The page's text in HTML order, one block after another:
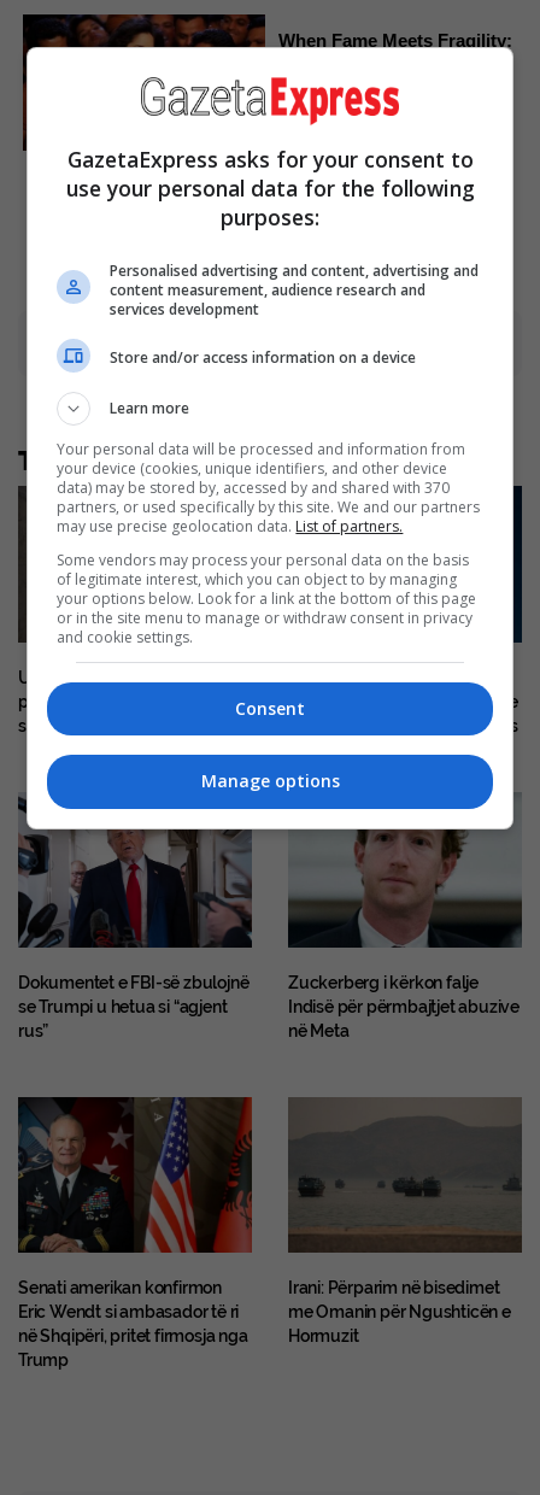
Bollywood’s Boldest Dance
Scenes Still Trending
When Fame Meets Fragility:
Brainberries
Të tjera nga rubrika
Ushtria zvicerane do të ruajë
pajisjet në bunkerë të
shpërndarë në gjithë vendin
diell, temperaturat maksimale
sërish deri në 38 gradë Celsius
Dokumentet e FBI-së zbulojnë
se Trumpi u hetua si “agjent
rus”
Zuckerberg i kërkon falje
Indisë për përmbajtjet abuzive
në Meta
Senati amerikan konfirmon
Eric Wendt si ambasador të ri
në Shqipëri, pritet firmosja nga
Trump
Irani: Përparim në bisedimet
me Omanin për Ngushticën e
Hormuzit
GazetaExpress asks for your consent to
use your personal data for the following
purposes:
Personalised advertising and content, advertising and
content measurement, audience research and
services development
Store and/or access information on a device
Learn more
Your personal data will be processed and information from
your device (cookies, unique identifiers, and other device
data) may be stored by, accessed by and shared with 370
partners, or used specifically by this site. We and our partners
may use precise geolocation data. List of partners.
Some vendors may process your personal data on the basis
of legitimate interest, which you can object to by managing
your options below. Look for a link at the bottom of this page
or in the site menu to manage or withdraw consent in privacy
and cookie settings.
Consent
Manage options